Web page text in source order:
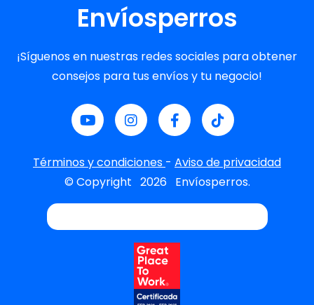
Envíosperros
¡Síguenos en nuestras redes sociales para obtener
consejos para tus envíos y tu negocio!
Términos y condiciones - Aviso de privacidad
© Copyright 2026 Envíosperros.